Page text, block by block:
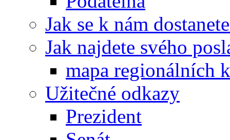
Jak se k nám
Jak najdete svého
mapa regionálních
Užitečné odkazy
Prezident